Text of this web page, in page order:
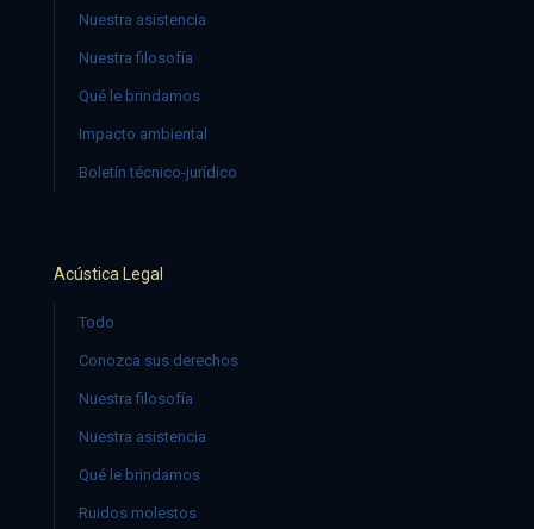
Nuestra asistencia
Nuestra filosofía
Qué le brindamos
Impacto ambiental
Boletín técnico-jurídico
Acústica Legal
Todo
Conozca sus derechos
Nuestra filosofía
Nuestra asistencia
Qué le brindamos
Ruidos molestos